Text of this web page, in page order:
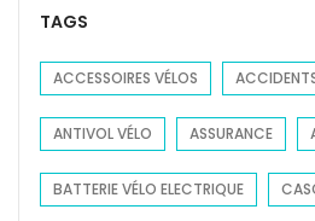
c
f
r
:
TAGS
ACCESSOIRES VÉLOS
ANTIVOL VÉLO ASSURANCE
BATTERIE VÉLO ELECTRIQUE